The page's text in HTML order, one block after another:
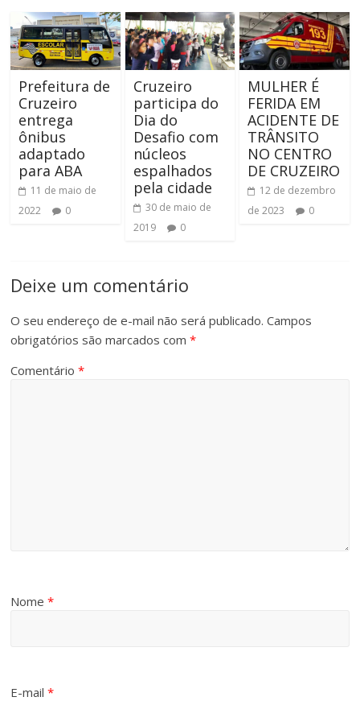
Prefeitura de
Cruzeiro
entrega
ônibus
adaptado
para ABA
11 de maio de
2022
0
Cruzeiro
participa do
Dia do
Desafio com
núcleos
espalhados
pela cidade
30 de maio de
2019
0
MULHER É
FERIDA EM
ACIDENTE DE
TRÂNSITO
NO CENTRO
DE CRUZEIRO
12 de dezembro
de 2023
0
Deixe um comentário
O seu endereço de e-mail não será publicado. Campos
obrigatórios são marcados com*
Comentário*
Nome*
E-mail*